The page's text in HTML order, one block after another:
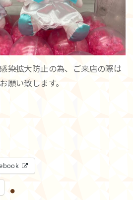
染拡大防止の為、ご来店の際は
願い致します。